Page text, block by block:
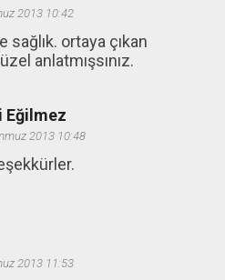
2013 10:42
sağlık. ortaya çıkan
anlatmışsınız.
Eğilmez
2013 10:48
2013 11:53